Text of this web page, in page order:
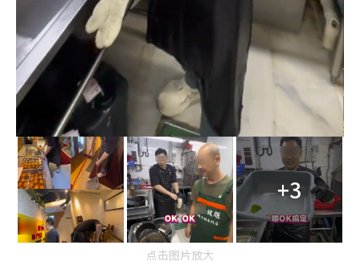
+3
点击图片放大